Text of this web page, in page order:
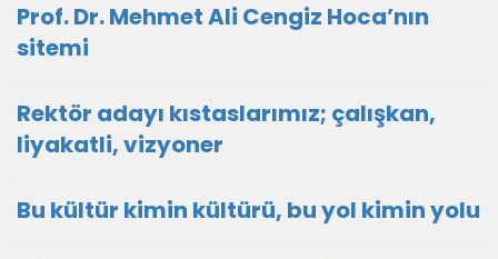
Prof. Dr. Mehmet Ali Cengiz Hoca’nın
sitemi
Rektör adayı kıstaslarımız; çalışkan,
liyakatli, vizyoner
Bu kültür kimin kültürü, bu yol kimin yolu